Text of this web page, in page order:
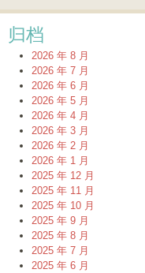
归档
2026 年 8 月
2026 年 7 月
2026 年 6 月
2026 年 5 月
2026 年 4 月
2026 年 3 月
2026 年 2 月
2026 年 1 月
2025 年 12 月
2025 年 11 月
2025 年 10 月
2025 年 9 月
2025 年 8 月
2025 年 7 月
2025 年 6 月